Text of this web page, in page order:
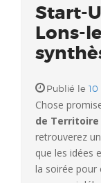
Start-
Lons-
Publié le
Chose
de
retrouverez
que les idées
la soirée pour